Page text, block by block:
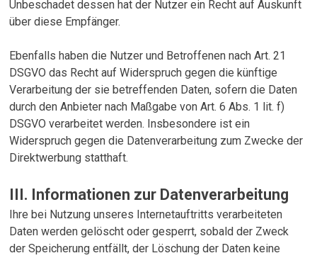
Unbeschadet dessen hat der Nutzer ein Recht auf Auskunft
über diese Empfänger.
Ebenfalls haben die Nutzer und Betroffenen nach Art. 21
DSGVO das Recht auf Widerspruch gegen die künftige
Verarbeitung der sie betreffenden Daten, sofern die Daten
durch den Anbieter nach Maßgabe von Art. 6 Abs. 1 lit. f)
DSGVO verarbeitet werden. Insbesondere ist ein
Widerspruch gegen die Datenverarbeitung zum Zwecke der
Direktwerbung statthaft.
III. Informationen zur Datenverarbeitung
Ihre bei Nutzung unseres Internetauftritts verarbeiteten
Daten werden gelöscht oder gesperrt, sobald der Zweck
der Speicherung entfällt, der Löschung der Daten keine